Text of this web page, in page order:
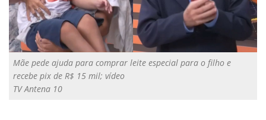
Mãe pede ajuda para comprar leite especial para o filho e
recebe pix de R$ 15 mil; vídeo
TV Antena 10